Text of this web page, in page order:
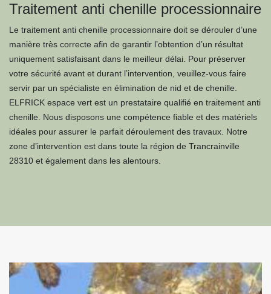
Traitement anti chenille processionnaire
Le traitement anti chenille processionnaire doit se dérouler d’une
manière très correcte afin de garantir l’obtention d’un résultat
uniquement satisfaisant dans le meilleur délai. Pour préserver
votre sécurité avant et durant l’intervention, veuillez-vous faire
servir par un spécialiste en élimination de nid et de chenille.
ELFRICK espace vert est un prestataire qualifié en traitement anti
chenille. Nous disposons une compétence fiable et des matériels
idéales pour assurer le parfait déroulement des travaux. Notre
zone d’intervention est dans toute la région de Trancrainville
28310 et également dans les alentours.